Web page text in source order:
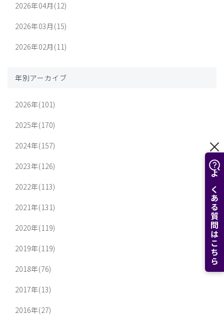
よくある質問はこちら
2026年04月(12)
2026年03月(15)
2026年02月(11)
年別アーカイブ
2026年(101)
2025年(170)
2024年(157)
2023年(126)
2022年(113)
2021年(131)
2020年(119)
2019年(119)
2018年(76)
2017年(13)
2016年(27)